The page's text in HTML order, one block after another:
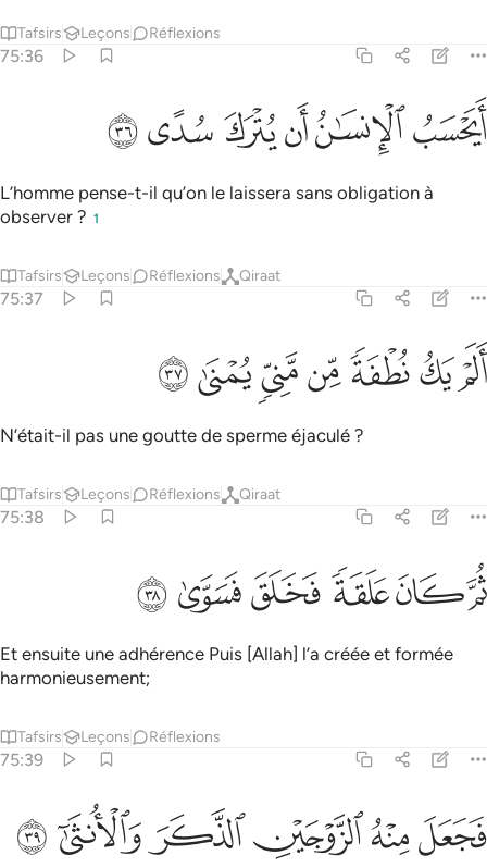
Tafsirs Leçons Réflexions
75:36
ايحسب الانسان ان يترك سدى ٣٦
أَيَحْسَبُ ٱلْإِنسَـٰنُ أَن يُتْرَكَ سُدًى ٣٦
ﲊﲋﲌﲍﲎﲏ
L’homme pense-t-il qu’on le laissera sans obligation à
observer ? 1
Tafsirs Leçons Réflexions Qiraat
75:37
الم يك نطفة من مني يمنى ٣٧
أَلَمْ يَكُ نُطْفَةًۭ مِّن مَّنِىٍّۢ يُمْنَىٰ ٣٧
ﲐﲑﲒﲓﲔﲕﲖ
N’était-il pas une goutte de sperme éjaculé ?
Tafsirs Leçons Réflexions Qiraat
75:38
ثم كان علقة فخلق فسوى ٣٨
ثُمَّ كَانَ عَلَقَةًۭ فَخَلَقَ فَسَوَّىٰ ٣٨
ﲗﲘﲙﲚﲛﲜ
Et ensuite une adhérence Puis [Allah] l’a créée et formée
harmonieusement;
Tafsirs Leçons Réflexions
75:39
فجعل منه الزوجين الذكر والانثى ٣٩
فَجَعَلَ مِنْهُ ٱلزَّوْجَيْنِ ٱلذَّكَرَ وَٱلْأُنثَىٰٓ ٣٩
ﲝﲞﲟﲠﲡﲢ